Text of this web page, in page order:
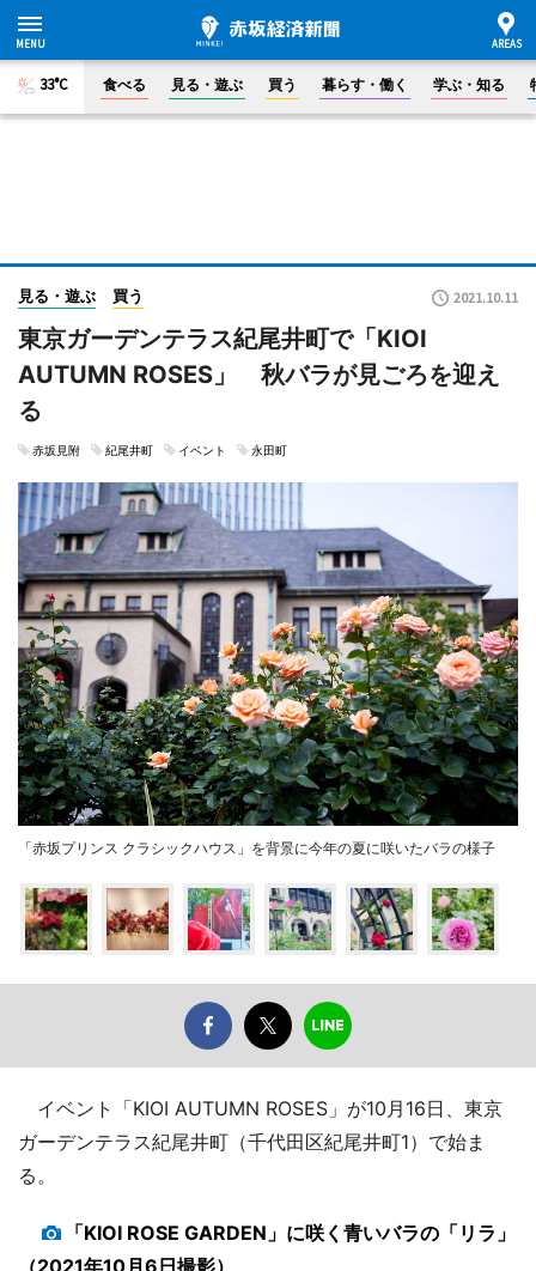
33°C 食べる 見る・遊ぶ 買う 暮らす・働く 学ぶ・知る
見る・遊ぶ 買う 2021.10.11
東京ガーデンテラス紀尾井町で「KIOI
AUTUMN ROSES」 秋バラが見ごろを迎え
る
赤坂見附 紀尾井町 イベント 永田町
「赤坂プリンス クラシックハウス」を背景に今年の夏に咲いたバラの様子
イベント「KIOI AUTUMN ROSES」が10月16日、東京
ガーデンテラス紀尾井町（千代田区紀尾井町1）で始ま
る。
「KIOI ROSE GARDEN」に咲く青いバラの「リラ」